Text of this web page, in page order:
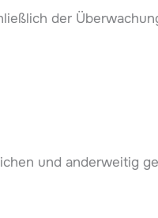
der
und anderweitig